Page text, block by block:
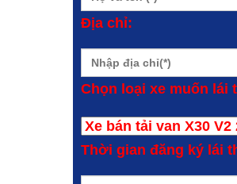
Địa chỉ:
Chọn loại xe muốn lái
Thời gian đăng ký lái